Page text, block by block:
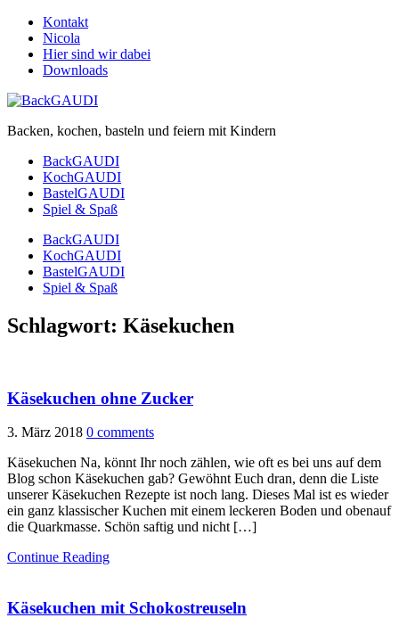
Kontakt
Nicola
Hier sind wir dabei
Downloads
Backen, kochen, basteln und feiern mit Kindern
BackGAUDI
KochGAUDI
BastelGAUDI
Spiel & Spaß
BackGAUDI
KochGAUDI
BastelGAUDI
Spiel & Spaß
Schlagwort: Käsekuchen
Käsekuchen ohne Zucker
3. März 2018 0 comments
Käsekuchen Na, könnt Ihr noch zählen, wie oft es bei uns auf dem
Blog schon Käsekuchen gab? Gewöhnt Euch dran, denn die Liste
unserer Käsekuchen Rezepte ist noch lang. Dieses Mal ist es wieder
ein ganz klassischer Kuchen mit einem leckeren Boden und obenauf
die Quarkmasse. Schön saftig und nicht […]
Continue Reading
Käsekuchen mit Schokostreuseln